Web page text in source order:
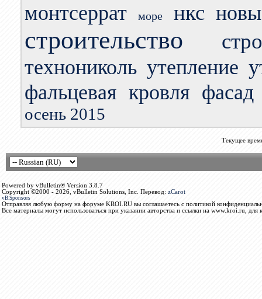
монтсеррат море нкс
строительство
технониколь утепление
фальцевая кровля фасад
осень 2015
Текущее
Powered by vBulletin® Version 3.8.7
Copyright ©2000 - 2026, vBulletin Solutions, Inc. Перевод: zCarot
vB.Sponsors
Отправляя любую форму на форуме KROI.RU вы соглашаетесь с политикой
Все материалы могут использоваться при указании авторства и ссылки на www.kroi.ru, для